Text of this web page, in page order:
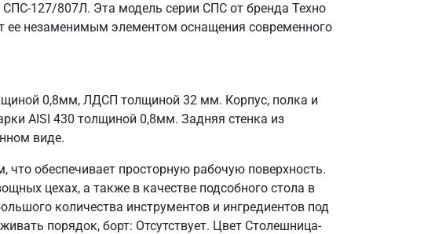
127/807Л. Эта модель серии СПС от бренда Техно
ее незаменимым элементом оснащения современного
0,8мм, ЛДСП толщиной 32 мм. Корпус, полка и
AISI 430 толщиной 0,8мм. Задняя стенка из
виде.
обеспечивает просторную рабочую поверхность.
цехах, а также в качестве подсобного стола в
количества инструментов и ингредиентов под
порядок, борт: Отсутствует. Цвет Столешница-